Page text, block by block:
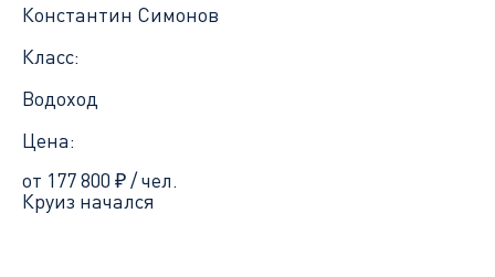
Константин Симонов
Класс:
Водоход
Цена:
от 177 800 ₽/ чел.
Круиз начался